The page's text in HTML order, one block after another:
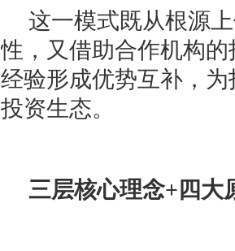
这一模式既从根源
性，又借助合作机构
经验形成优势互补，
投资生态。
三层核心理念+四大